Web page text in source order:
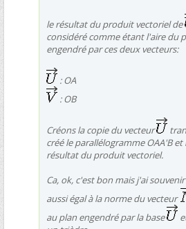
le résultat du produit vectoriel de
considéré comme étant l'aire du
engendré par ces deux vecteurs:
: OA
: OB
Créons la copie du vecteur
créé le parallélogramme OAA'B et
résultat du produit vectoriel.
Ca, ok, c'est bon mais j'ai
aussi égal à la norme du vecteur
au plan engendré par la base